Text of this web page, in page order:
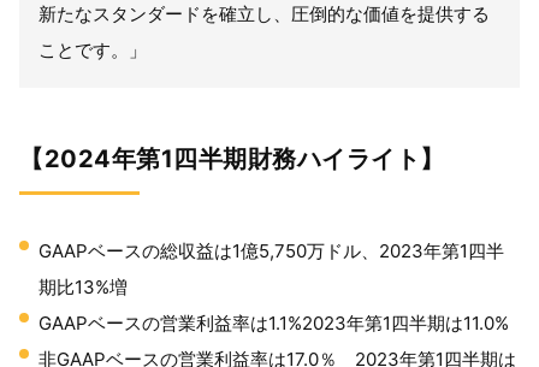
新たなスタンダードを確立し、圧倒的な価値を提供する
ことです。」
【2024年第1四半期財務ハイライト】
GAAPベースの総収益は1億5,750万ドル、2023年第1四半
期比13%増
GAAPベースの営業利益率は1.1%2023年第1四半期は11.0%
非GAAPベースの営業利益率は17.0％ 2023年第1四半期は